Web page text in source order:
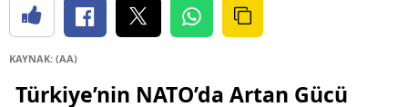
KAYNAK: (AA)
Türkiye’nin NATO’da Artan Gücü